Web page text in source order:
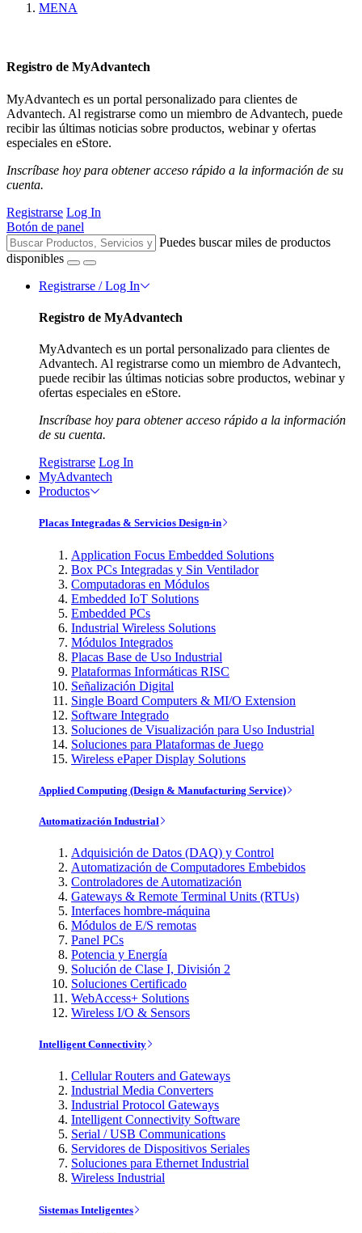
MENA
Registro de MyAdvantech
MyAdvantech es un portal personalizado para clientes de
Advantech. Al registrarse como un miembro de Advantech, puede
recibir las últimas noticias sobre productos, webinar y ofertas
especiales en eStore.
Inscríbase hoy para obtener acceso rápido a la información de su
cuenta.
Registrarse Log In
Botón de panel
Puedes buscar miles de productos
disponibles
Registrarse / Log In
Registro de MyAdvantech
MyAdvantech es un portal personalizado para clientes de
Advantech. Al registrarse como un miembro de Advantech,
puede recibir las últimas noticias sobre productos, webinar y
ofertas especiales en eStore.
Inscríbase hoy para obtener acceso rápido a la información
de su cuenta.
Registrarse Log In
MyAdvantech
Productos
Placas Integradas & Servicios Design-in
Application Focus Embedded Solutions
Box PCs Integradas y Sin Ventilador
Computadoras en Módulos
Embedded IoT Solutions
Embedded PCs
Industrial Wireless Solutions
Módulos Integrados
Placas Base de Uso Industrial
Plataformas Informáticas RISC
Señalización Digital
Single Board Computers & MI/O Extension
Software Integrado
Soluciones de Visualización para Uso Industrial
Soluciones para Plataformas de Juego
Wireless ePaper Display Solutions
Applied Computing (Design & Manufacturing Service)
Automatización Industrial
Adquisición de Datos (DAQ) y Control
Automatización de Computadores Embebidos
Controladores de Automatización
Gateways & Remote Terminal Units (RTUs)
Interfaces hombre-máquina
Módulos de E/S remotas
Panel PCs
Potencia y Energía
Solución de Clase I, División 2
Soluciones Certificado
WebAccess+ Solutions
Wireless I/O & Sensors
Intelligent Connectivity
Cellular Routers and Gateways
Industrial Media Converters
Industrial Protocol Gateways
Intelligent Connectivity Software
Serial / USB Communications
Servidores de Dispositivos Seriales
Soluciones para Ethernet Industrial
Wireless Industrial
Sistemas Inteligentes